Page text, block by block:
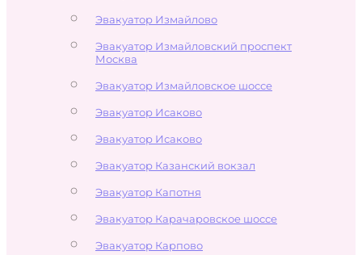
Эвакуатор Измайлово
Эвакуатор Измайловский проспект
Москва
Эвакуатор Измайловское шоссе
Эвакуатор Исаково
Эвакуатор Исаково
Эвакуатор Казанский вокзал
Эвакуатор Капотня
Эвакуатор Карачаровское шоссе
Эвакуатор Карпово